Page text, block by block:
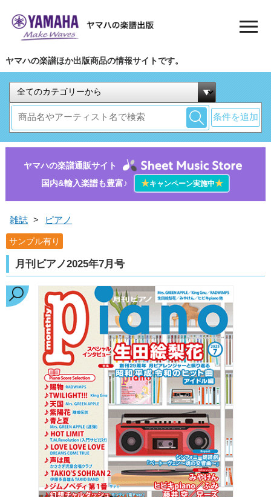
ヤマハの楽譜ほか出版商品の情報サイトです。
条件を追加
ヤマハの楽譜通販サイト
国内&輸入楽譜も豊富♪
★キャンペーン実施中★
雑誌 > ピアノ
サンプル有り
月刊ピアノ2025年7月号